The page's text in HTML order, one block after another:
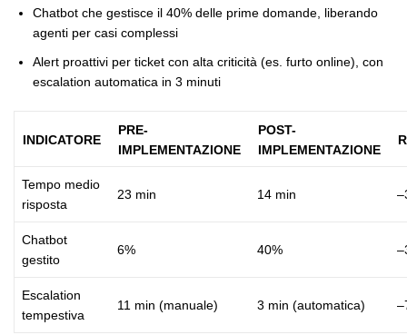
Chatbot che gestisce il 40% delle prime domande, liberando
agenti per casi complessi
Alert proattivi per ticket con alta criticità (es. furto online), con
escalation automatica in 3 minuti
INDICATORE
PRE-
IMPLEMENTAZIONE
POST-
IMPLEMENTAZIONE
Tempo medio
risposta
23 min 14 min
Chatbot
gestito
6% 40%
Escalation
tempestiva
11 min (manuale) 3 min (automatica)